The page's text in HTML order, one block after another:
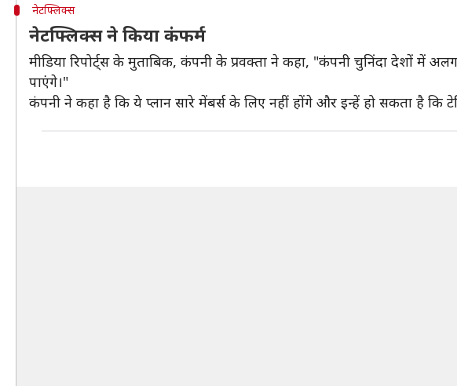
नेटफ्लिक्स
नेटफ्लिक्स ने किया कंफर्म
मीडिया रिपोर्ट्स के मुताबिक, कंपनी के प्रवक्ता ने कहा, "कंपनी चुनिंदा देशों में
पाएंगे।"
कंपनी ने कहा है कि ये प्लान सारे मेंबर्स के लिए नहीं होंगे और इन्हें हो सकता है कि